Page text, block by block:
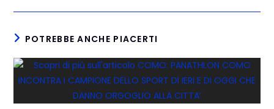
POTREBBE ANCHE PIACERTI